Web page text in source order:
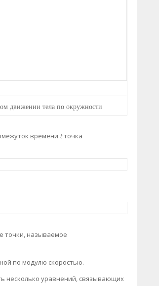
движении тела по окружности
времени tточка
точки, называемое
по модулю скоростью.
несколько уравнений, связывающих